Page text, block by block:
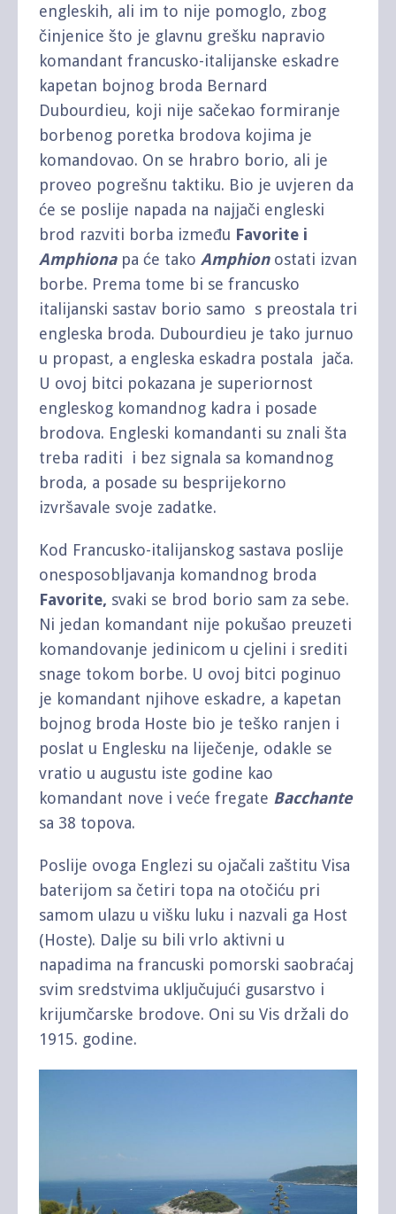
engleskih, ali im to nije pomoglo, zbog
činjenice što je glavnu grešku napravio
komandant francusko-italijanske eskadre
kapetan bojnog broda Bernard
Dubourdieu, koji nije sačekao formiranje
borbenog poretka brodova kojima je
komandovao. On se hrabro borio, ali je
proveo pogrešnu taktiku. Bio je uvjeren da
će se poslije napada na najjači engleski
brod razviti borba između Favorite i
Amphionapa će tako Amphionostati izvan
borbe. Prema tome bi se francusko
italijanski sastav borio samo s preostala tri
engleska broda. Dubourdieu je tako jurnuo
u propast, a engleska eskadra postala jača.
U ovoj bitci pokazana je superiornost
engleskog komandnog kadra i posade
brodova. Engleski komandanti su znali šta
treba raditi i bez signala sa komandnog
broda, a posade su besprijekorno
izvršavale svoje zadatke.
Kod Francusko-italijanskog sastava poslije
onesposobljavanja komandnog broda
Favorite, svaki se brod borio sam za sebe.
Ni jedan komandant nije pokušao preuzeti
komandovanje jedinicom u cjelini i srediti
snage tokom borbe. U ovoj bitci poginuo
je komandant njihove eskadre, a kapetan
bojnog broda Hoste bio je teško ranjen i
poslat u Englesku na liječenje, odakle se
vratio u augustu iste godine kao
komandant nove i veće fregate Bacchante
sa 38 topova.
Poslije ovoga Englezi su ojačali zaštitu Visa
baterijom sa četiri topa na otočiću pri
samom ulazu u višku luku i nazvali ga Host
(Hoste). Dalje su bili vrlo aktivni u
napadima na francuski pomorski saobraćaj
svim sredstvima uključujući gusarstvo i
krijumčarske brodove. Oni su Vis držali do
1915. godine.